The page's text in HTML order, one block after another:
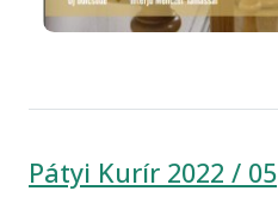
Pátyi Kurír 2022 / 05